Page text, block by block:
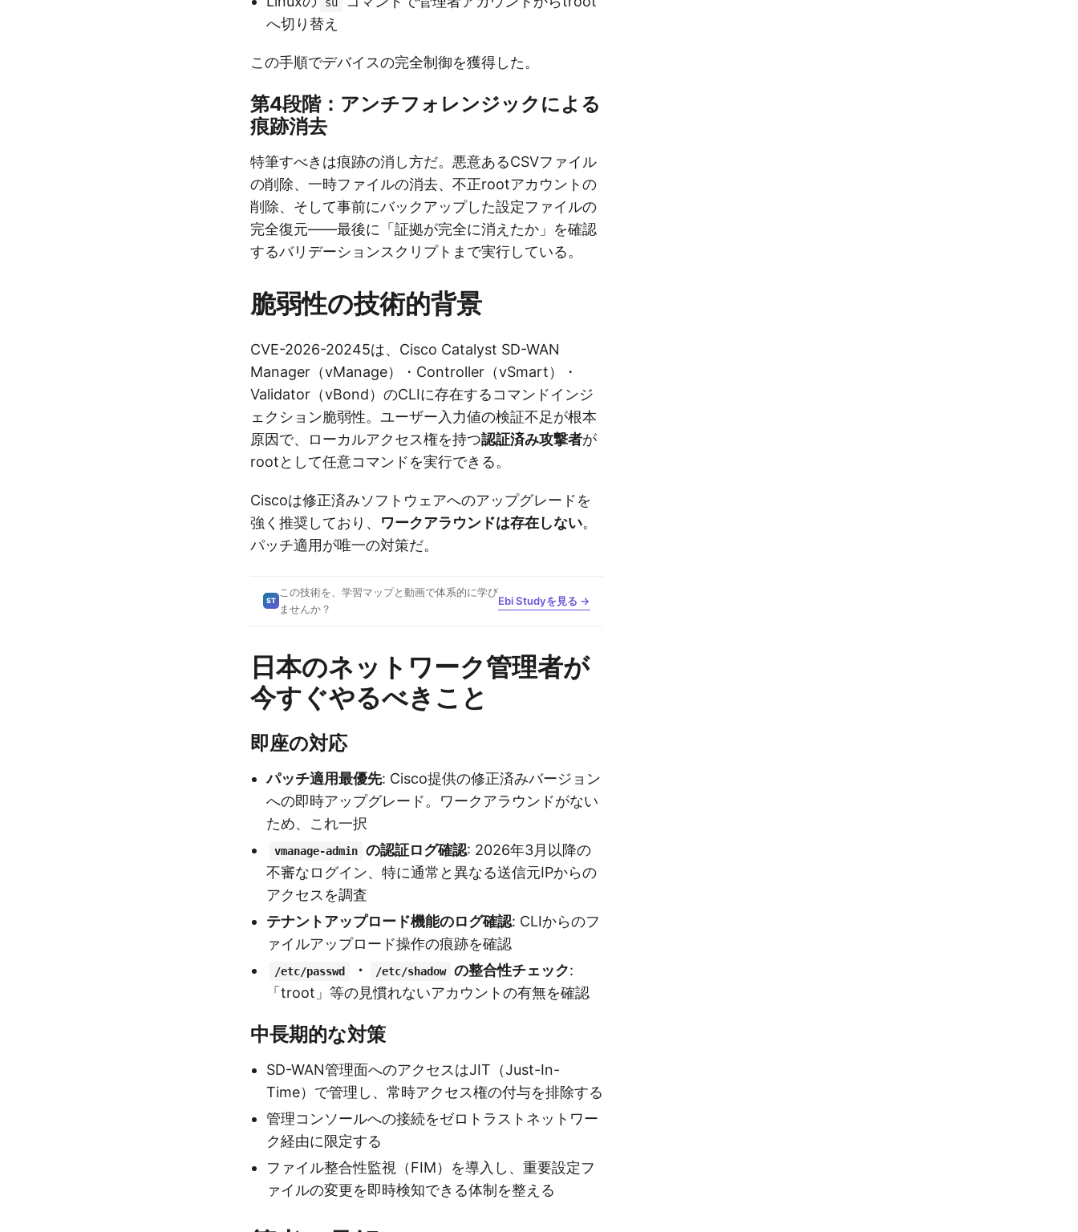
へ切り替え
この手順でデバイスの完全制御を獲得した。
第4段階：アンチフォレンジックによる
痕跡消去
特筆すべきは痕跡の消し方だ。悪意あるCSVファイル
の削除、一時ファイルの消去、不正rootアカウントの
削除、そして事前にバックアップした設定ファイルの
完全復元——最後に「証拠が完全に消えたか」を確認
するバリデーションスクリプトまで実行している。
脆弱性の技術的背景
CVE-2026-20245は、Cisco Catalyst SD-WAN
Manager（vManage）・Controller（vSmart）・
Validator（vBond）のCLIに存在するコマンドインジ
ェクション脆弱性。ユーザー入力値の検証不足が根本
原因で、ローカルアクセス権を持つ認証済み攻撃者が
rootとして任意コマンドを実行できる。
Ciscoは修正済みソフトウェアへのアップグレードを
強く推奨しており、 ワークアラウンドは存在しない。
パッチ適用が唯一の対策だ。
ST
この技術を、学習マップと動画で体系的に学び
ませんか？
Ebi Studyを見る →
日本のネットワーク管理者が
今すぐやるべきこと
即座の対応
パッチ適用最優先: Cisco提供の修正済みバージョン
への即時アップグレード。ワークアラウンドがない
ため、これ一択
vmanage-admin の認証ログ確認: 2026年3月以降の
不審なログイン、特に通常と異なる送信元IPからの
アクセスを調査
テナントアップロード機能のログ確認: CLIからのフ
ァイルアップロード操作の痕跡を確認
/etc/passwd ・ /etc/shadow の整合性チェック:
「troot」等の見慣れないアカウントの有無を確認
中長期的な対策
SD-WAN管理面へのアクセスはJIT（Just-In-
Time）で管理し、常時アクセス権の付与を排除する
管理コンソールへの接続をゼロトラストネットワー
ク経由に限定する
ファイル整合性監視（FIM）を導入し、重要設定フ
ァイルの変更を即時検知できる体制を整える